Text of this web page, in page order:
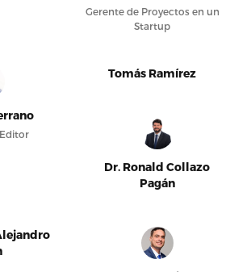
Gerente de Proyectos en un
Startup
Tomás Ramírez
Dr. Ronald Collazo
Pagán